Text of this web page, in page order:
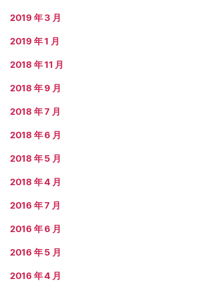
2019 年 3 月
2019 年 1 月
2018 年 11 月
2018 年 9 月
2018 年 7 月
2018 年 6 月
2018 年 5 月
2018 年 4 月
2016 年 7 月
2016 年 6 月
2016 年 5 月
2016 年 4 月